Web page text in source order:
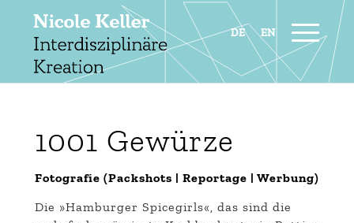
1001 Gewürze
Fotografie (Packshots | Reportage | Werbung)
Die »Hamburger Spicegirls«, das sind die